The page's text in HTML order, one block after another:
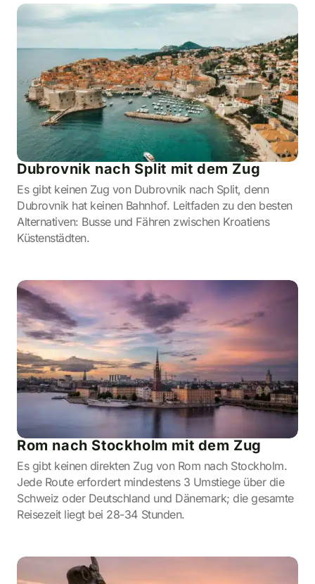
Dubrovnik nach Split mit dem Zug
Es gibt keinen Zug von Dubrovnik nach Split, denn
Dubrovnik hat keinen Bahnhof. Leitfaden zu den besten
Alternativen: Busse und Fähren zwischen Kroatiens
Küstenstädten.
Rom nach Stockholm mit dem Zug
Es gibt keinen direkten Zug von Rom nach Stockholm.
Jede Route erfordert mindestens 3 Umstiege über die
Schweiz oder Deutschland und Dänemark; die gesamte
Reisezeit liegt bei 28-34 Stunden.